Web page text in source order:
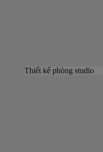
Thiết kế phòng studio